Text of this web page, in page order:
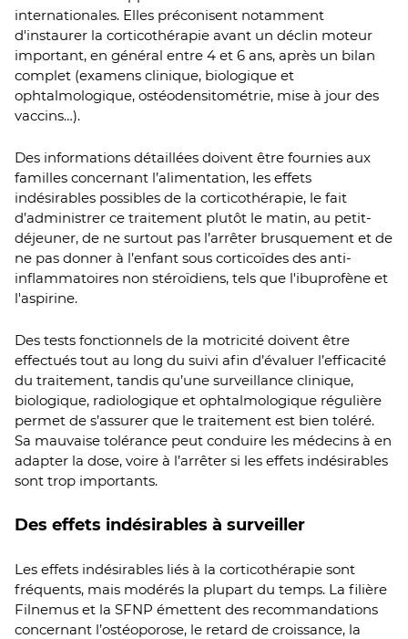
internationales. Elles préconisent notamment
d'instaurer la corticothérapie avant un déclin moteur
important, en général entre 4 et 6 ans, après un bilan
complet (examens clinique, biologique et
ophtalmologique, ostéodensitométrie, mise à jour des
vaccins…).
Des informations détaillées doivent être fournies aux
familles concernant l’alimentation, les effets
indésirables possibles de la corticothérapie, le fait
d’administrer ce traitement plutôt le matin, au petit-
déjeuner, de ne surtout pas l’arrêter brusquement et de
ne pas donner à l’enfant sous corticoïdes des anti-
inflammatoires non stéroïdiens, tels que l'ibuprofène et
l'aspirine.
Des tests fonctionnels de la motricité doivent être
effectués tout au long du suivi afin d’évaluer l’efficacité
du traitement, tandis qu’une surveillance clinique,
biologique, radiologique et ophtalmologique régulière
permet de s’assurer que le traitement est bien toléré.
Sa mauvaise tolérance peut conduire les médecins à en
adapter la dose, voire à l’arrêter si les effets indésirables
sont trop importants.
Des effets indésirables à surveiller
Les effets indésirables liés à la corticothérapie sont
fréquents, mais modérés la plupart du temps. La filière
Filnemus et la SFNP émettent des recommandations
concernant l’ostéoporose, le retard de croissance, la